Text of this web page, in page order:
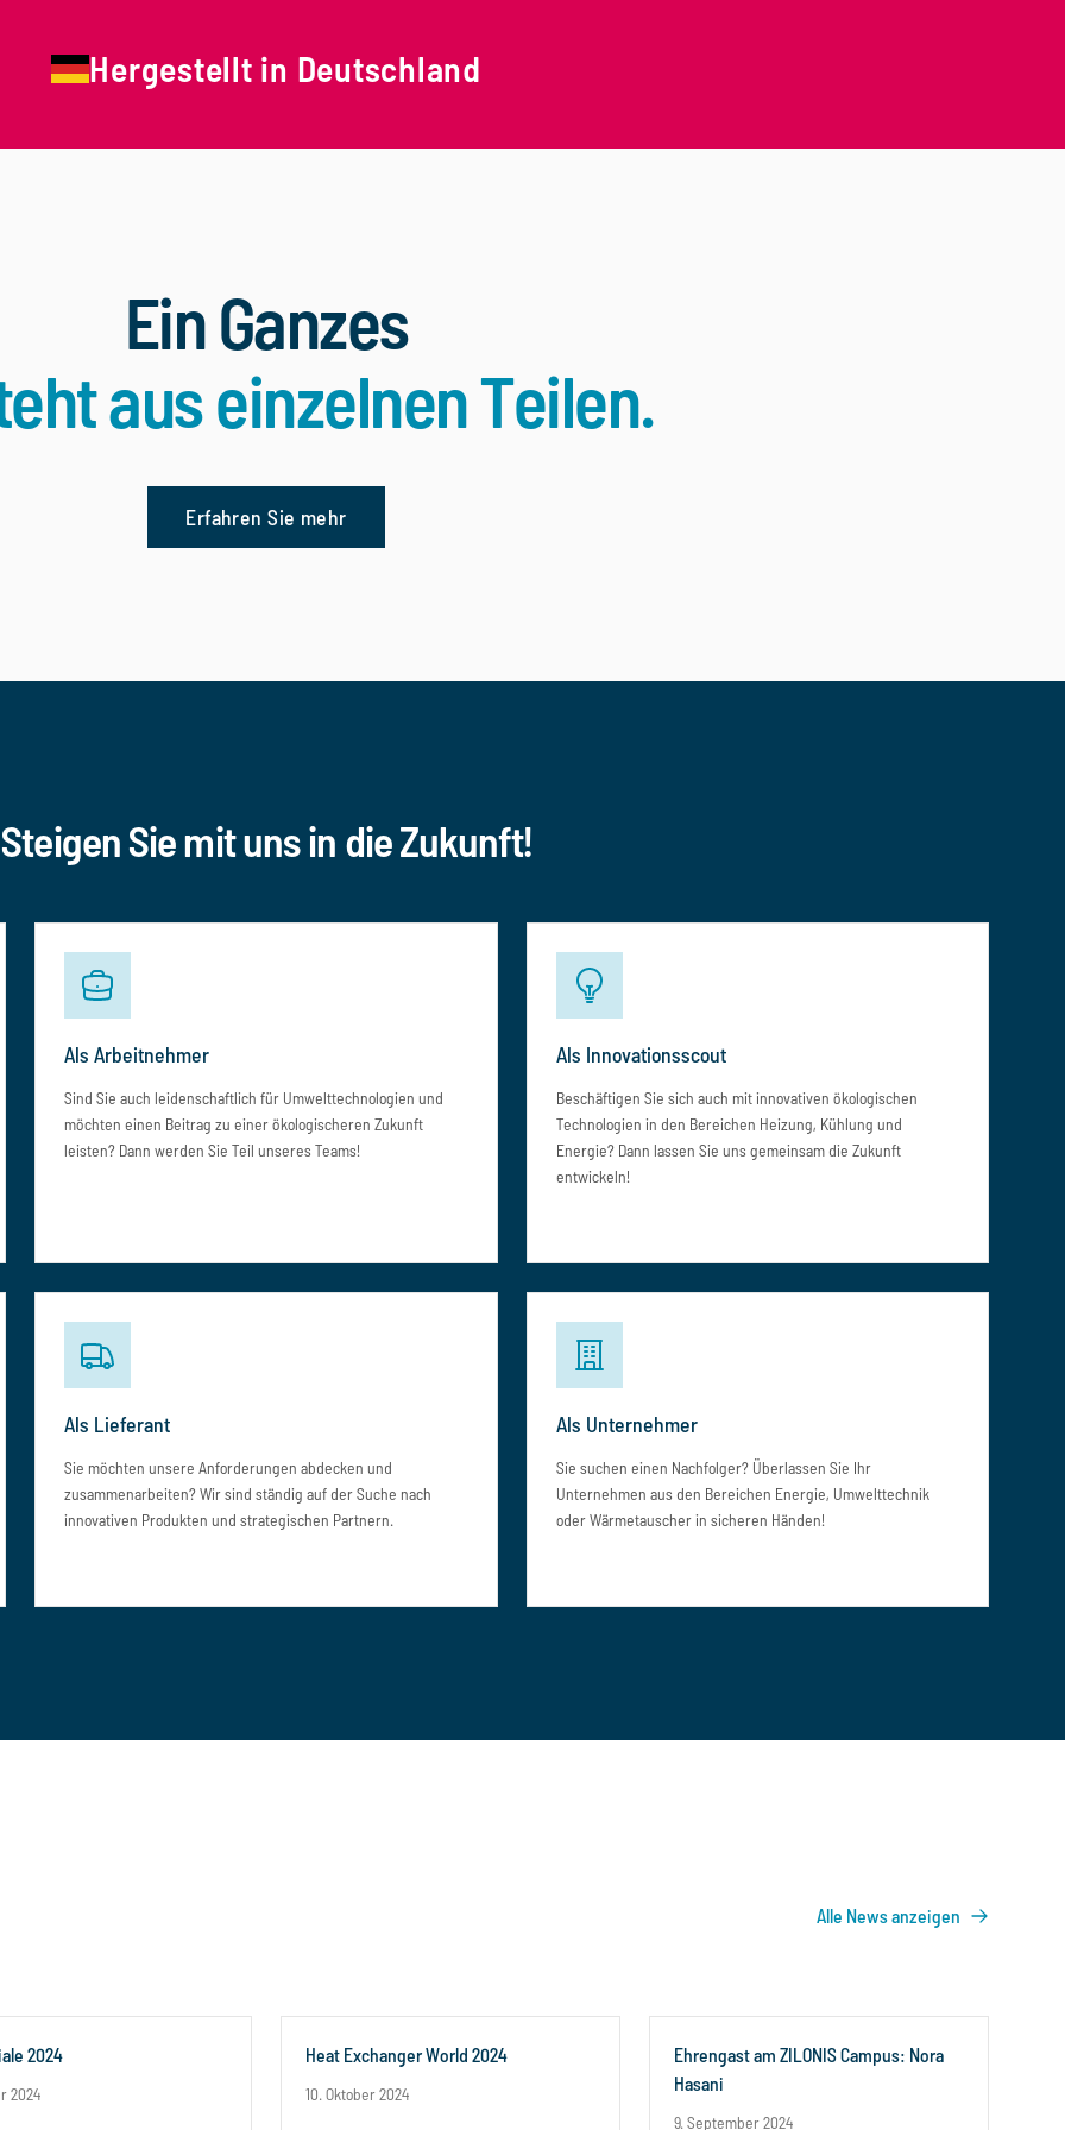
Hergestellt in Deutschland
Ein Ganzes
aus einzelnen Teilen.
Erfahren Sie mehr
Steigen Sie mit uns in die Zukunft!
Als Arbeitnehmer
Sind Sie auch leidenschaftlich für Umwelttechnologien und
möchten einen Beitrag zu einer ökologischeren Zukunft
leisten? Dann werden Sie Teil unseres Teams!
Als Innovationsscout
Beschäftigen Sie sich auch mit innovativen ökologischen
Technologien in den Bereichen Heizung, Kühlung und
Energie? Dann lassen Sie uns gemeinsam die Zukunft
entwickeln!
Als Lieferant
Sie möchten unsere Anforderungen abdecken und
zusammenarbeiten? Wir sind ständig auf der Suche nach
innovativen Produkten und strategischen Partnern.
Als Unternehmer
Sie suchen einen Nachfolger? Überlassen Sie Ihr
Unternehmen aus den Bereichen Energie, Umwelttechnik
oder Wärmetauscher in sicheren Händen!
Alle News anzeigen
2024
2024
Heat Exchanger World 2024
10. Oktober 2024
Ehrengast am ZILONIS Campus: Nora
Hasani
9. September 2024